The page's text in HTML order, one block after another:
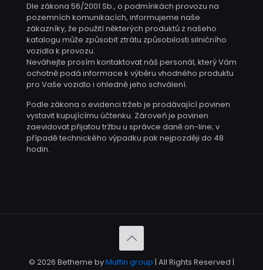
Dle zákona 56/2001 Sb., o podmínkách provozu na
pozemních komunikacích, informujeme naše
zákazníky, že použití některých produktů z našeho
katalogu může způsobit ztrátu způsobilosti silničního
vozidla k provozu.
Neváhejte prosím kontaktovat náš personál, který Vám
ochotně podá informace k výběru vhodného produktu
pro Vaše vozidlo i ohledně jeho schválení.
Podle zákona o evidenci tržeb je prodávající povinen
vystavit kupujícímu účtenku. Zároveň je povinen
zaevidovat přijatou tržbu u správce daně on-line; v
případě technického výpadku pak nejpozději do 48
hodin.
© 2026 Betheme byMuffin group | All Rights Reserved |